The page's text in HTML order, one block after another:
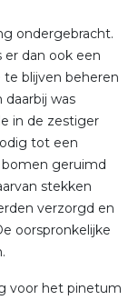
ondergebracht.
er dan ook een
blijven beheren
was
in de zestiger
tot een
bomen geruimd
stekken
verzorgd en
oorspronkelijke
voor het pinetum